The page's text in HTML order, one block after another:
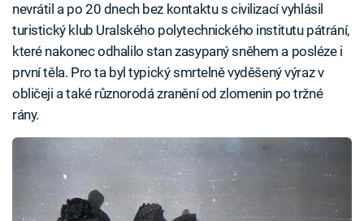
nevrátil a po 20 dnech bez kontaktu s civilizací vyhlásil
turistický klub Uralského polytechnického institutu pátrání,
které nakonec odhalilo stan zasypaný sněhem a posléze i
první těla. Pro ta byl typický smrtelně vyděšený výraz v
obličeji a také různorodá zranění od zlomenin po tržné
rány.